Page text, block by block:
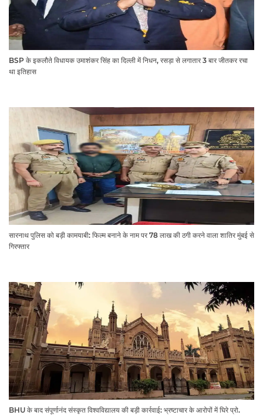
BSP के इकलौते विधायक उमाशंकर सिंह का दिल्ली में निधन, रसड़ा से लगातार 3 बार जीतकर रचा
था इतिहास
सारनाथ पुलिस को बड़ी कामयाबी: फिल्म बनाने के नाम पर 78 लाख की ठगी करने वाला शातिर मुंबई से
गिरफ्तार
BHU के बाद संपूर्णानंद संस्कृत विश्वविद्यालय की बड़ी कार्रवाई: भ्रष्टाचार के आरोपों में घिरे प्रो.